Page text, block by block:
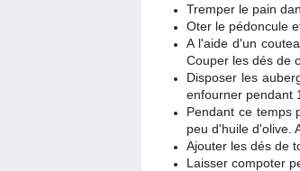
Tremper le pain
Oter le pédoncule
A l'aide d'un
Couper les dés de
Disposer les
enfourner pendant
Pendant ce temps
peu d'huile d'olive.
Ajouter les dés de
Laisser compoter